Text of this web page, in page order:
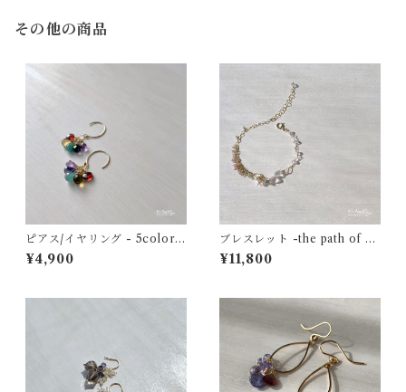
その他の商品
ピアス/イヤリング - 5colors
earrings (deep tone) - グラ
ンディディエライト×アイオラ
¥4,900
ブレスレット -the path of ch
erry blossom trees- ローズ
クォーツ×グリーンアメジスト
¥11,800